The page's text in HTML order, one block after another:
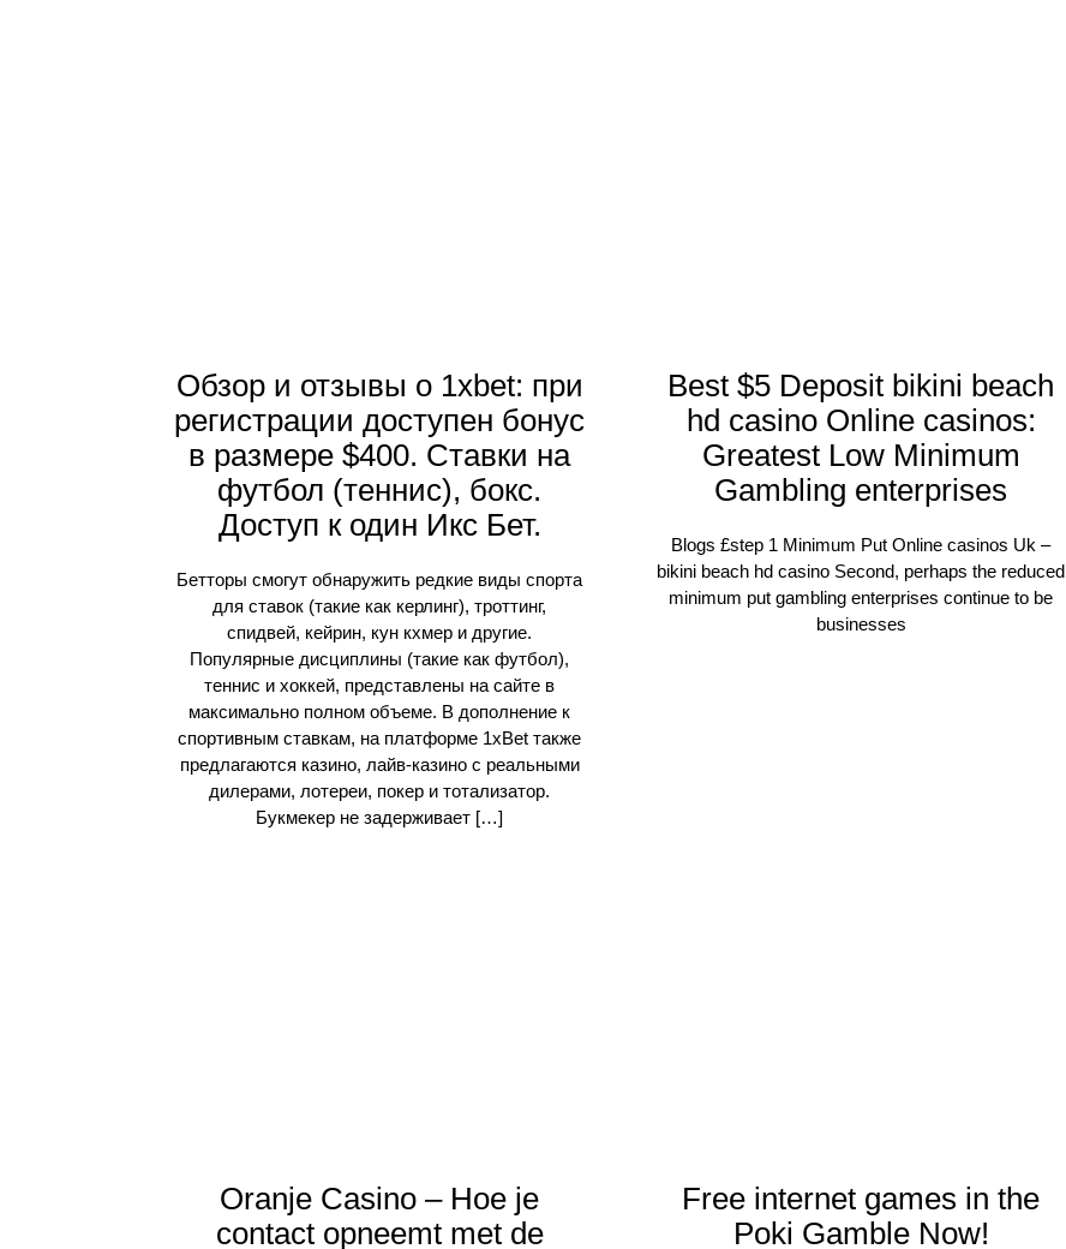
Обзор и отзывы о 1xbet: при
регистрации доступен бонус
в размере $400. Ставки на
футбол (теннис), бокс.
Доступ к один Икс Бет.
Бетторы смогут обнаружить редкие виды спорта
для ставок (такие как керлинг), троттинг,
спидвей, кейрин, кун кхмер и другие.
Популярные дисциплины (такие как футбол),
теннис и хоккей, представлены на сайте в
максимально полном объеме. В дополнение к
спортивным ставкам, на платформе 1xBet также
предлагаются казино, лайв-казино с реальными
дилерами, лотереи, покер и тотализатор.
Букмекер не задерживает […]
Best $5 Deposit bikini beach
hd casino Online casinos:
Greatest Low Minimum
Gambling enterprises
Blogs £step 1 Minimum Put Online casinos Uk –
bikini beach hd casino Second, perhaps the reduced
minimum put gambling enterprises continue to be
businesses
Oranje Casino – Hoe je
contact opneemt met de
Free internet games in the
Poki Gamble Now!